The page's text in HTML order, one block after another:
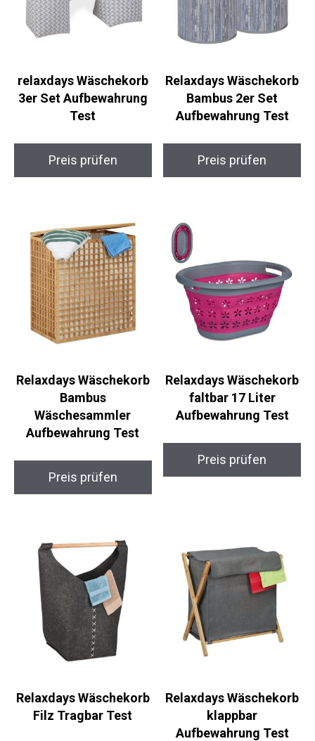
relaxdays Wäschekorb
3er Set Aufbewahrung
Test
Preis prüfen
Relaxdays Wäschekorb
Bambus 2er Set
Aufbewahrung Test
Preis prüfen
Relaxdays Wäschekorb
Bambus
Wäschesammler
Aufbewahrung Test
Preis prüfen
Relaxdays Wäschekorb
faltbar 17 Liter
Aufbewahrung Test
Preis prüfen
Relaxdays Wäschekorb
Filz Tragbar Test
Relaxdays Wäschekorb
klappbar
Aufbewahrung Test